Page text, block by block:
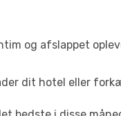
og afslappet
dit hotel eller